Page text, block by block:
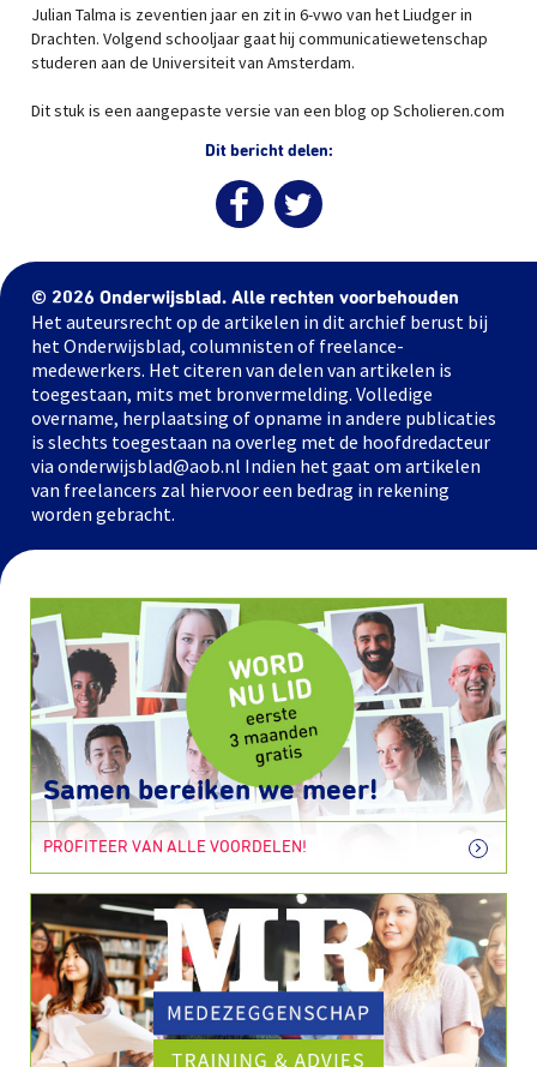
Julian Talma is zeventien jaar en zit in 6-vwo van het Liudger in
Drachten. Volgend schooljaar gaat hij communicatiewetenschap
studeren aan de Universiteit van Amsterdam.
Dit stuk is een aangepaste versie van een blog op Scholieren.com
Dit bericht delen:
© 2026 Onderwijsblad. Alle rechten voorbehouden
Het auteursrecht op de artikelen in dit archief berust bij
het Onderwijsblad, columnisten of freelance-
medewerkers. Het citeren van delen van artikelen is
toegestaan, mits met bronvermelding. Volledige
overname, herplaatsing of opname in andere publicaties
is slechts toegestaan na overleg met de hoofdredacteur
via onderwijsblad@aob.nl Indien het gaat om artikelen
van freelancers zal hiervoor een bedrag in rekening
worden gebracht.
Samen bereiken we meer!
PROFITEER VAN ALLE VOORDELEN!